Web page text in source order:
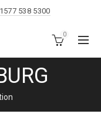
538 5300
0